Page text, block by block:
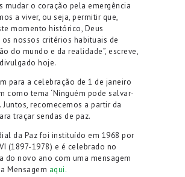
mudar o coração pela emergência
a viver, ou seja, permitir que,
momento histórico, Deus
nossos critérios habituais de
do mundo e da realidade”, escreve,
hoje.
para a celebração de 1 de janeiro
como tema ‘Ninguém pode salvar-
Juntos, recomecemos a partir da
traçar sendas de paz.
da Paz foi instituído em 1968 por
(1897-1978) e é celebrado no
do novo ano com uma mensagem
Mensagem aqui.